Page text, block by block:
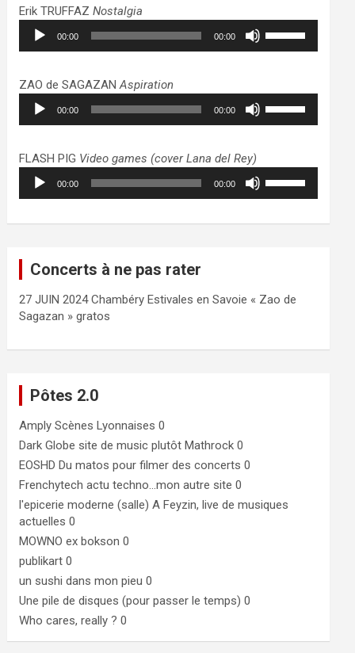
pour
augmenter
ou
volume.
Erik TRUFFAZNostalgia
Lecteur
audio
00:00 00:00
pour
augmenter
ou
volume.
ZAO de SAGAZANAspiration
Lecteur
audio
00:00 00:00
pour
augmenter
ou
FLASH PIG Video games (cover Lana del Rey)
Lecteur
audio
00:00 00:00
haut/bas
le
Concerts à ne pas rater
27 JUIN 2024 Chambéry Estivales en Savoie « Zao de
Sagazan » gratos
Pôtes 2.0
Amply Scènes Lyonnaises 0
Dark Globe site de music plutôt Mathrock 0
EOSHD Du matos pour filmer des concerts 0
Frenchytech actu techno…mon autre site 0
l'epicerie moderne (salle) A Feyzin, live de musiques
actuelles 0
MOWNO ex bokson 0
publikart 0
un sushi dans mon pieu 0
Une pile de disques (pour passer le temps) 0
Who cares, really ? 0